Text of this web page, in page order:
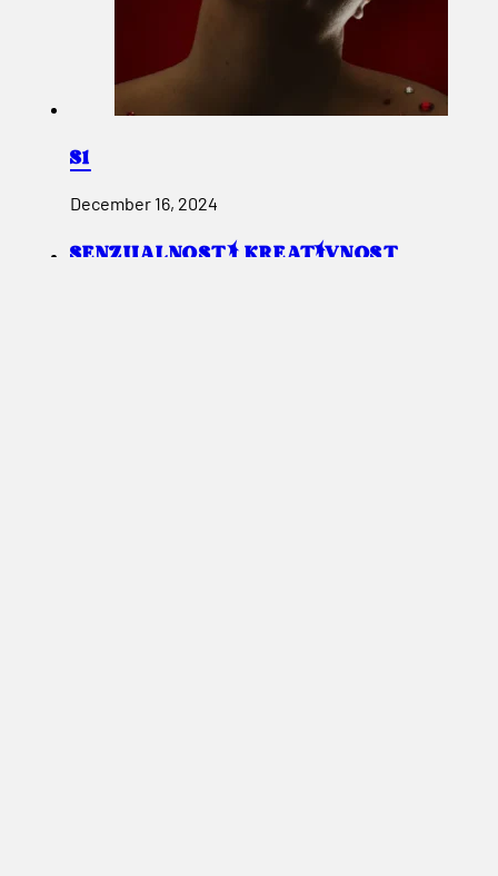
S1
December 16, 2024
SENZUALNOST I KREATIVNOST